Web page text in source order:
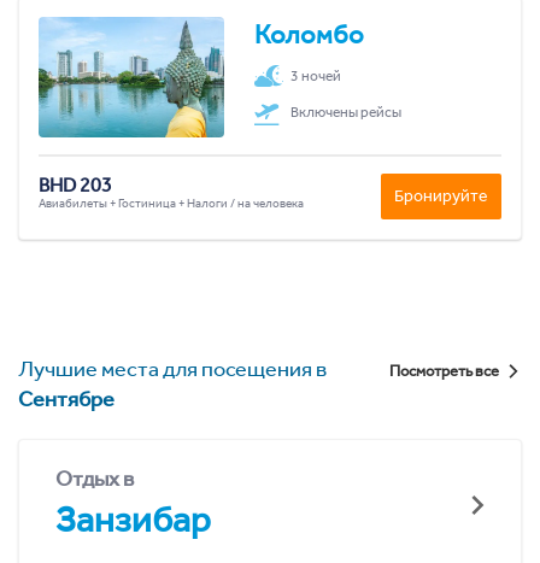
Коломбо
3 ночей
Включены рейсы
BHD 203
Авиабилеты + Гостиница + Налоги / на человека Бронируйте
Лучшие места для посещения в
Сентябре
Посмотреть все
Отдых в
Занзибар